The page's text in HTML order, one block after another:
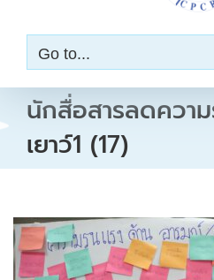
t
Go to...
นักสื่อสารลดควา
เยาว์1 (17)